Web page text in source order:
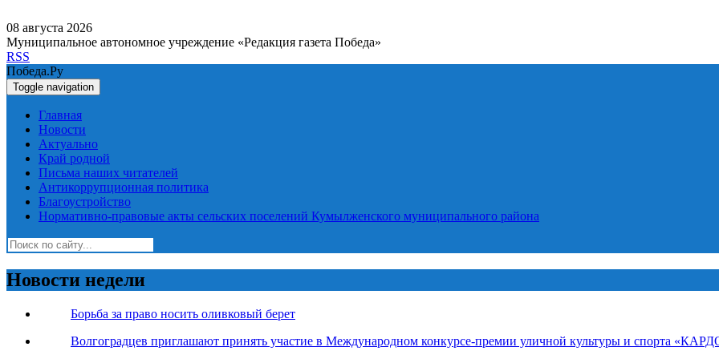
08 августа 2026
Муниципальное автономное учреждение «Редакция газета Победа»
RSS
Победа.Ру
Toggle navigation
Главная
Новости
Актуально
Край родной
Письма наших читателей
Антикоррупционная политика
Благоустройство
Нормативно-правовые акты сельских поселений Кумылженского муниципального района
Новости недели
Борьба за право носить оливковый берет
Волгоградцев приглашают принять участие в Международном конкурсе-премии уличной культуры и спорта